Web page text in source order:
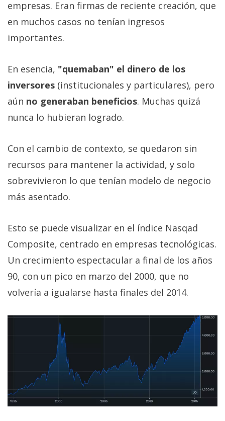
empresas. Eran firmas de reciente creación, que
en muchos casos no tenían ingresos
importantes.
En esencia, "quemaban" el dinero de los
inversores (institucionales y particulares), pero
aún no generaban beneficios. Muchas quizá
nunca lo hubieran logrado.
Con el cambio de contexto, se quedaron sin
recursos para mantener la actividad, y solo
sobrevivieron lo que tenían modelo de negocio
más asentado.
Esto se puede visualizar en el índice Nasqad
Composite, centrado en empresas tecnológicas.
Un crecimiento espectacular a final de los años
90, con un pico en marzo del 2000, que no
volvería a igualarse hasta finales del 2014.